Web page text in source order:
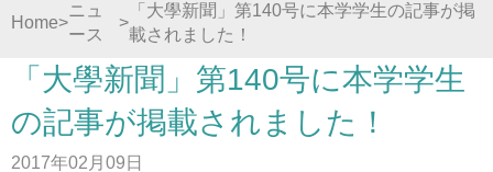
オープンキャンパス LINE申し込み
ニュース
Home
ニュ
ース
「大學新聞」第140号に本学学生の記事が掲
載されました！
「大學新聞」第140号に本学学生
の記事が掲載されました！
2017年02月09日